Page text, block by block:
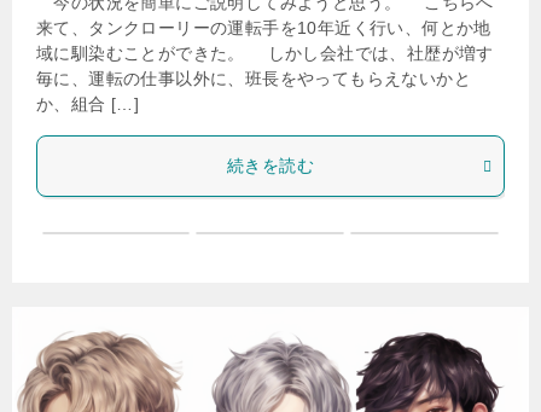
来て、タンクローリーの運転手を10年近く行い、何とか地
域に馴染むことができた。 しかし会社では、社歴が増す
毎に、運転の仕事以外に、班長をやってもらえないかと
か、組合 […]
続きを読む